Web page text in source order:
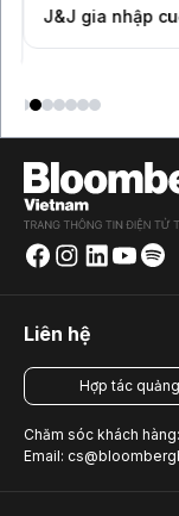
J&J gia nhập
Liên hệ
Hợp tác
Chăm sóc khách
Email: